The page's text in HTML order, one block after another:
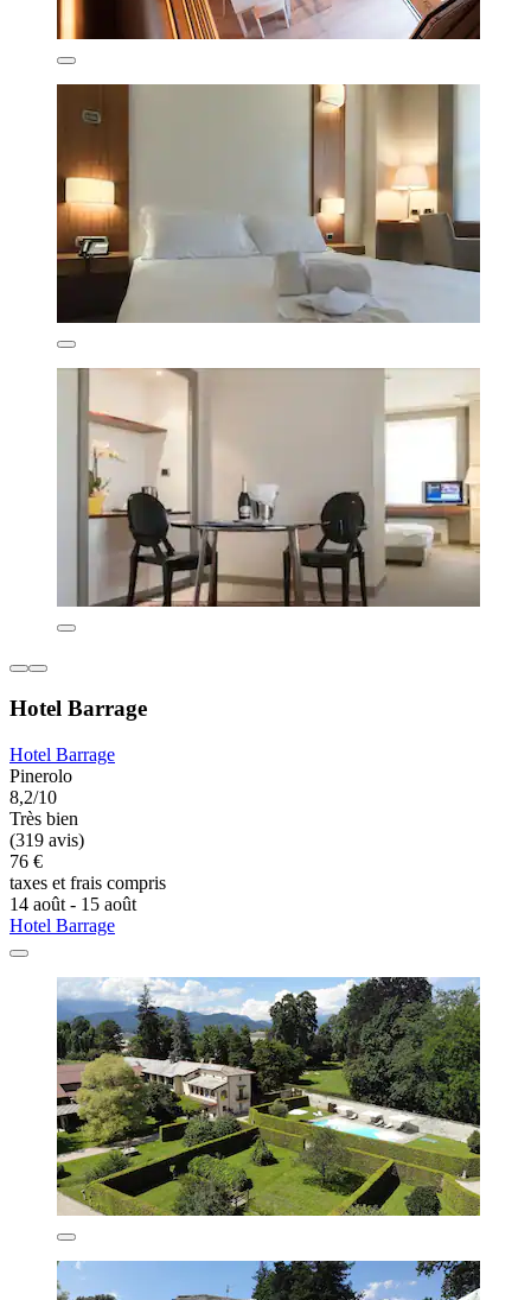
Hotel Barrage
Hotel Barrage
Pinerolo
8,2/10
Très bien
(319 avis)
76 €
taxes et frais compris
14 août - 15 août
Hotel Barrage